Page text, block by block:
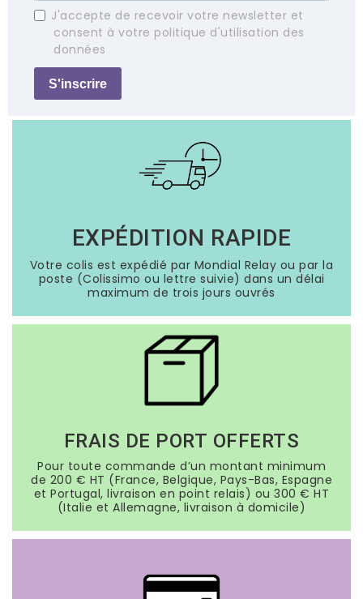
J'accepte de recevoir votre newsletter et
consent à votre politique d'utilisation des
données
S'inscrire
EXPÉDITION RAPIDE
Votre colis est expédié par Mondial Relay ou par la
poste (Colissimo ou lettre suivie) dans un délai
maximum de trois jours ouvrés
FRAIS DE PORT OFFERTS
Pour toute commande d’un montant minimum
de 200 € HT (France, Belgique, Pays-Bas, Espagne
et Portugal, livraison en point relais) ou 300 € HT
(Italie et Allemagne, livraison à domicile)